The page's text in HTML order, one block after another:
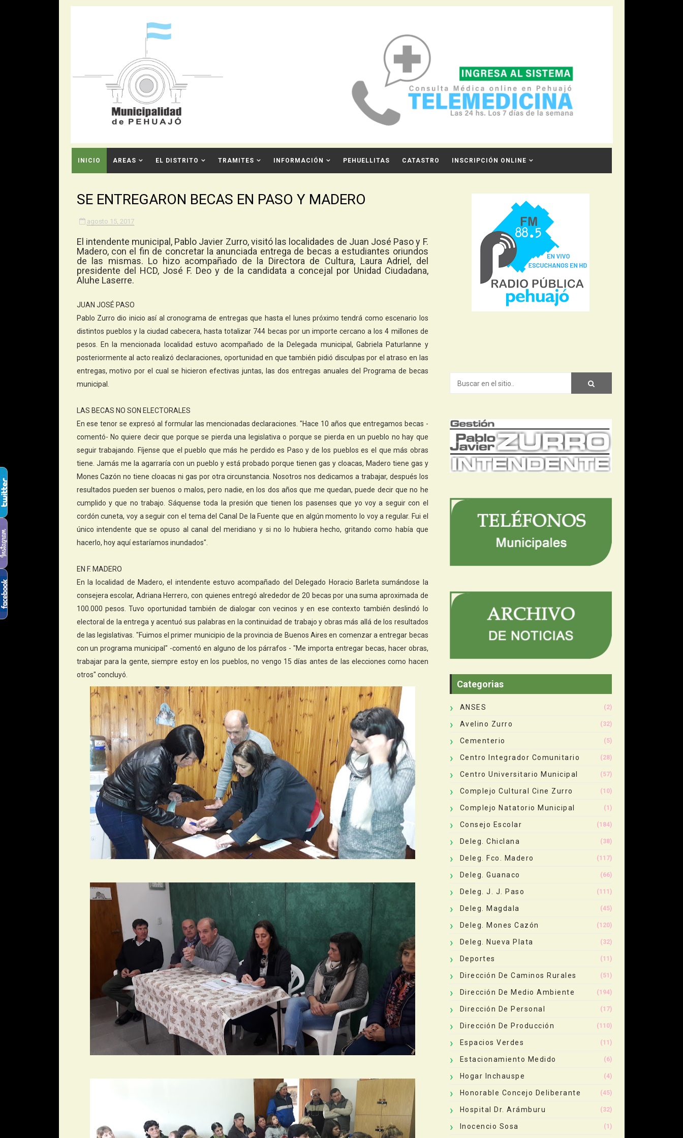
INICIO AREAS EL DISTRITO TRAMITES INFORMACIÓN PEHUELLITAS CATASTRO INSCRIPCIÓN ONLINE
SE ENTREGARON BECAS EN PASO Y MADERO
agosto 15, 2017
El intendente municipal, Pablo Javier Zurro, visitó las localidades de Juan José Paso y F.
Madero, con el fin de concretar la anunciada entrega de becas a estudiantes oriundos
de las mismas. Lo hizo acompañado de la Directora de Cultura, Laura Adriel, del
presidente del HCD, José F. Deo y de la candidata a concejal por Unidad Ciudadana,
Aluhe Laserre.
JUAN JOSÉ PASO
Pablo Zurro dio inicio así al cronograma de entregas que hasta el lunes próximo tendrá como escenario los
distintos pueblos y la ciudad cabecera, hasta totalizar 744 becas por un importe cercano a los 4 millones de
pesos. En la mencionada localidad estuvo acompañado de la Delegada municipal, Gabriela Paturlanne y
posteriormente al acto realizó declaraciones, oportunidad en que también pidió disculpas por el atraso en las
entregas, motivo por el cual se hicieron efectivas juntas, las dos entregas anuales del Programa de becas
municipal.
LAS BECAS NO SON ELECTORALES
En ese tenor se expresó al formular las mencionadas declaraciones. "Hace 10 años que entregamos becas -
comentó- No quiere decir que porque se pierda una legislativa o porque se pierda en un pueblo no hay que
seguir trabajando. Fíjense que el pueblo que más he perdido es Paso y de los pueblos es el que más obras
tiene. Jamás me la agarraría con un pueblo y está probado porque tienen gas y cloacas, Madero tiene gas y
Mones Cazón no tiene cloacas ni gas por otra circunstancia. Nosotros nos dedicamos a trabajar, después los
resultados pueden ser buenos o malos, pero nadie, en los dos años que me quedan, puede decir que no he
cumplido y que no trabajo. Sáquense toda la presión que tienen los pasenses que yo voy a seguir con el
cordón cuneta, voy a seguir con el tema del Canal De la Fuente que en algún momento lo voy a regular. Fui el
único intendente que se opuso al canal del meridiano y si no lo hubiera hecho, gritando como había que
hacerlo, hoy aquí estaríamos inundados".
EN F. MADERO
En la localidad de Madero, el intendente estuvo acompañado del Delegado Horacio Barleta sumándose la
consejera escolar, Adriana Herrero, con quienes entregó alrededor de 20 becas por una suma aproximada de
100.000 pesos. Tuvo oportunidad también de dialogar con vecinos y en ese contexto también deslindó lo
electoral de la entrega y acentuó sus palabras en la continuidad de trabajo y obras más allá de los resultados
de las legislativas. "Fuimos el primer municipio de la provincia de Buenos Aires en comenzar a entregar becas
con un programa municipal" -comentó en alguno de los párrafos - "Me importa entregar becas, hacer obras,
trabajar para la gente, siempre estoy en los pueblos, no vengo 15 días antes de las elecciones como hacen
otros" concluyó.
Categorias
ANSES (2)
Avelino Zurro (32)
Cementerio (5)
Centro Integrador Comunitario (28)
Centro Universitario Municipal (57)
Complejo Cultural Cine Zurro (10)
Complejo Natatorio Municipal (1)
Consejo Escolar (184)
Deleg. Chiclana (38)
Deleg. Fco. Madero (117)
Deleg. Guanaco (66)
Deleg. J. J. Paso (111)
Deleg. Magdala (45)
Deleg. Mones Cazón (120)
Deleg. Nueva Plata (32)
Deportes (11)
Dirección De Caminos Rurales (51)
Dirección De Medio Ambiente (194)
Dirección De Personal (17)
Dirección De Producción (110)
Espacios Verdes (11)
Estacionamiento Medido (6)
Hogar Inchauspe (4)
Honorable Concejo Deliberante (45)
Hospital Dr. Arámburu (32)
Inocencio Sosa (1)